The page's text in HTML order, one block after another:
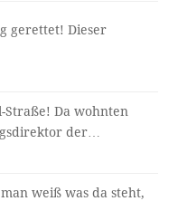
gerettet! Dieser
Straße! Da wohnten
der…
weiß was da steht,